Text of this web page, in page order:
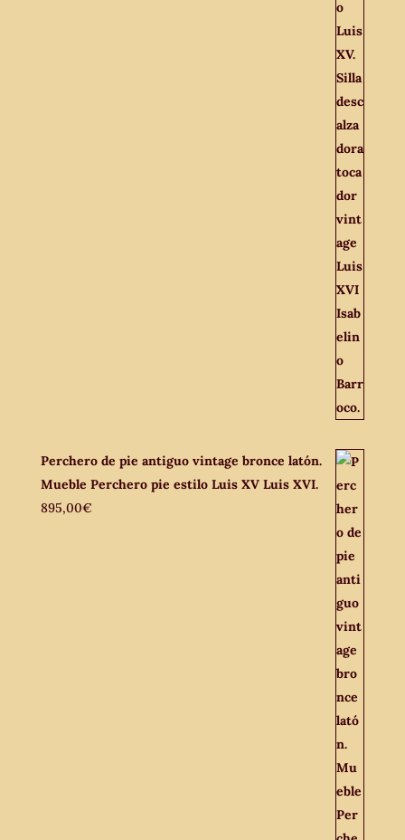
Perchero de pie antiguo vintage bronce latón.
Mueble Perchero pie estilo Luis XV Luis XVI.
895,00€